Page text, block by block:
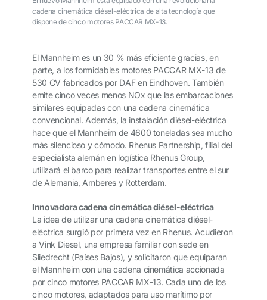
cadena cinemática diésel-eléctrica de alta tecnología que
dispone de cinco motores PACCAR MX-13.
El Mannheim es un 30 % más eficiente gracias, en
parte, a los formidables motores PACCAR MX-13 de
530 CV fabricados por DAF en Eindhoven. También
emite cinco veces menos NOx que las embarcaciones
similares equipadas con una cadena cinemática
convencional. Además, la instalación diésel-eléctrica
hace que el Mannheim de 4600 toneladas sea mucho
más silencioso y cómodo. Rhenus Partnership, filial del
especialista alemán en logística Rhenus Group,
utilizará el barco para realizar transportes entre el sur
de Alemania, Amberes y Rotterdam.
Innovadora cadena cinemática diésel-eléctrica
La idea de utilizar una cadena cinemática diésel-
eléctrica surgió por primera vez en Rhenus. Acudieron
a Vink Diesel, una empresa familiar con sede en
Sliedrecht (Países Bajos), y solicitaron que equiparan
el Mannheim con una cadena cinemática accionada
por cinco motores PACCAR MX-13. Cada uno de los
cinco motores, adaptados para uso marítimo por